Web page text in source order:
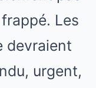
Les
devraient
urgent,